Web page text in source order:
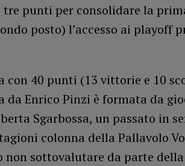
punti per consolidare la
posto) l’accesso ai playoff
con 40 punti (13 vittorie e 10
da Enrico Pinzi è formata da
Sgarbossa, un passato in
colonna della Pallavolo
non sottovalutare da parte